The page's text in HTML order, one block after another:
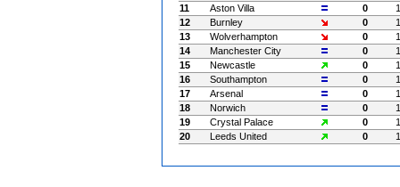
11
Aston Villa 0
1
12
Burnley 0
1
13
Wolverhampton 0
1
14
Manchester City 0
1
15
Newcastle 0
1
16
Southampton 0
1
17
Arsenal 0
1
18
Norwich 0
1
19
Crystal Palace 0
1
20
Leeds United 0 1